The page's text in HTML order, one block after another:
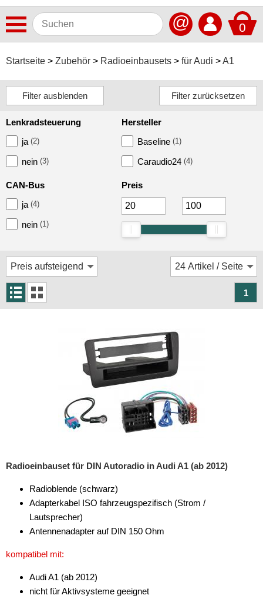
0
@
Startseite Zubehör Radioeinbausets für Audi A1
Autoradios
Dashcams
Elektromobilität
Freisprechanlagen
Navigationssoftware
Rückfahrsysteme
Soundprozessoren
Aktivsystemadapter
Antennenadapter
Antennenkabel
Antennenstecker
Antennenverstärker
Antennenzubehör
Aux-In-Adapter
Bluetooth
Lenkradsteuerung
ja (2)
nein (3)
Hersteller
Baseline (1)
Caraudio24 (4)
CAN-Bus
ja (4)
nein (1)
Preis
1
Radioeinbauset für DIN Autoradio in Audi A1 (ab 2012)
Radioblende (schwarz)
Adapterkabel ISO fahrzeugspezifisch (Strom /
Lautsprecher)
Antennenadapter auf DIN 150 Ohm
kompatibel mit:
Audi A1 (ab 2012)
nicht für Aktivsysteme geeignet